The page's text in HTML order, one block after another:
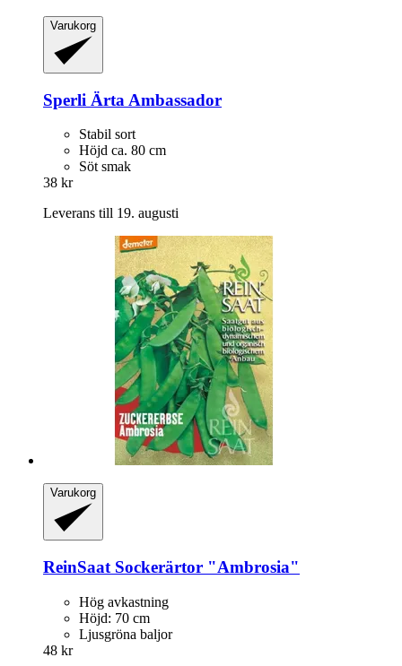
Varukorg
Sperli Ärta Ambassador
Stabil sort
Höjd ca. 80 cm
Söt smak
38 kr
Leverans till 19. augusti
Varukorg
ReinSaat Sockerärtor "Ambrosia"
Hög avkastning
Höjd: 70 cm
Ljusgröna baljor
48 kr